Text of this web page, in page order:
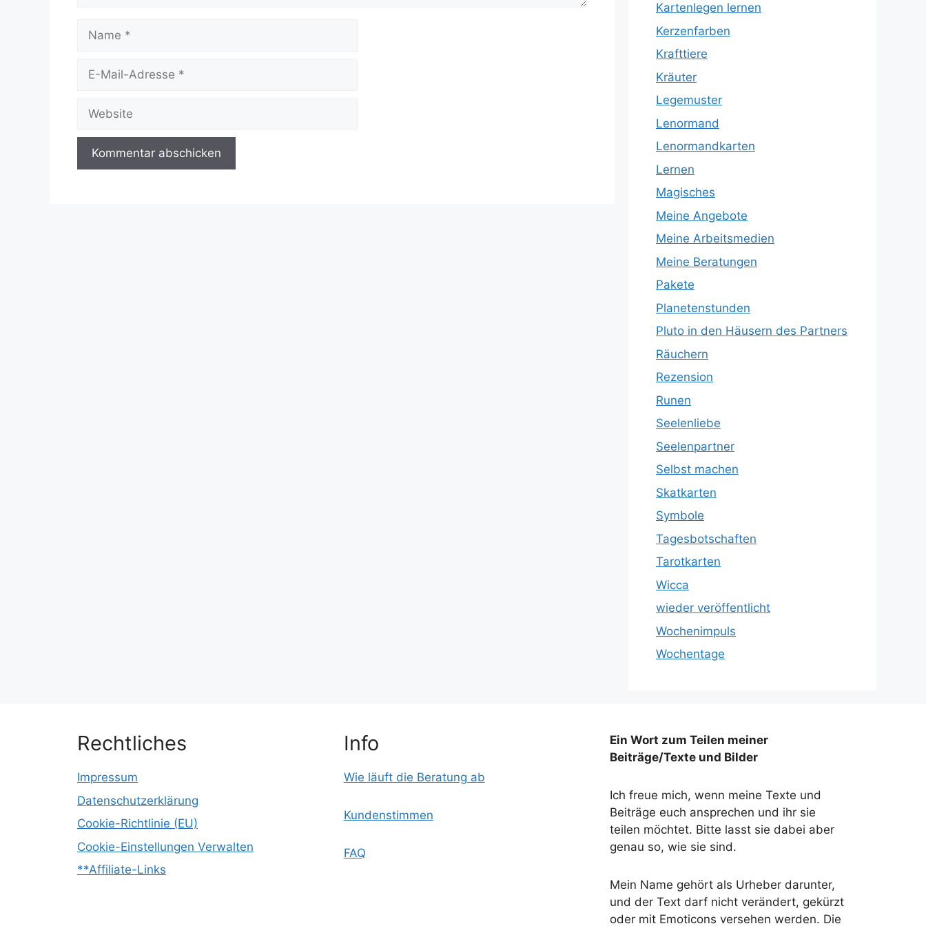
Name
Website
Kartenlegen lernen
Kerzenfarben
Krafttiere
Kräuter
Legemuster
Lenormand
Lenormandkarten
Lernen
Magisches
Meine Angebote
Meine Arbeitsmedien
Meine Beratungen
Pakete
Planetenstunden
Pluto in den Häusern des Partners
Räuchern
Rezension
Runen
Seelenliebe
Seelenpartner
Selbst machen
Skatkarten
Symbole
Tagesbotschaften
Tarotkarten
Wicca
wieder veröffentlicht
Wochenimpuls
Wochentage
Rechtliches
Impressum
Datenschutzerklärung
Cookie-Richtlinie (EU)
Cookie-Einstellungen Verwalten
**Affiliate-Links
Info
Wie läuft die Beratung ab
Kundenstimmen
FAQ
Ein Wort zum Teilen meiner
Beiträge/Texte und Bilder
Ich freue mich, wenn meine Texte und
Beiträge euch ansprechen und ihr sie
teilen möchtet. Bitte lasst sie dabei aber
genau so, wie sie sind.
Mein Name gehört als Urheber darunter,
und der Text darf nicht verändert, gekürzt
oder mit Emoticons versehen werden. Die